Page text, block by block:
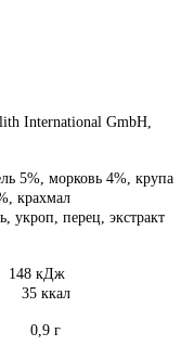
International GmbH,
5%, морковь 4%, крупа
крахмал
укроп, перец, экстракт
кДж
г